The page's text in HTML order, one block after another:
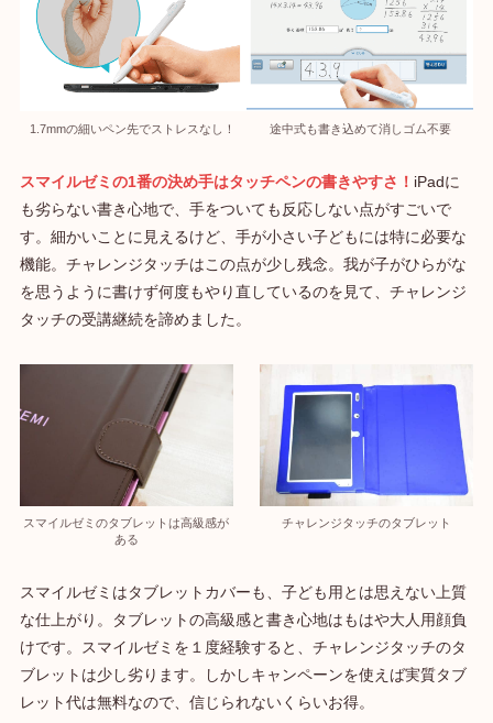
1.7mmの細いペン先でストレスなし！ 途中式も書き込めて消しゴム不要
スマイルゼミの1番の決め手はタッチペンの書きやすさ！ iPadに
も劣らない書き心地で、手をついても反応しない点がすごいで
す。細かいことに見えるけど、手が小さい子どもには特に必要な
機能。チャレンジタッチはこの点が少し残念。我が子がひらがな
を思うように書けず何度もやり直しているのを見て、チャレンジ
タッチの受講継続を諦めました。
スマイルゼミのタブレットは高級感が
ある
チャレンジタッチのタブレット
スマイルゼミはタブレットカバーも、子ども用とは思えない上質
な仕上がり。タブレットの高級感と書き心地はもはや大人用顔負
けです。スマイルゼミを１度経験すると、チャレンジタッチのタ
ブレットは少し劣ります。しかしキャンペーンを使えば実質タブ
レット代は無料なので、信じられないくらいお得。